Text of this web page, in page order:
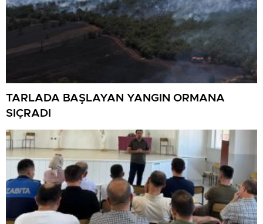
TARLADA BAŞLAYAN YANGIN ORMANA
SIÇRADI